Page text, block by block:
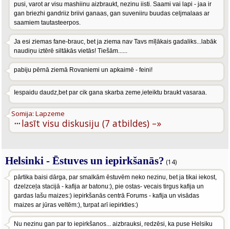
pusi, varot ar visu mashiinu aizbraukt, nezinu iisti. Saami vai lapi - jaa ir
gan briezhi gandriiz briivi ganaas, gan suveniiru buudas celjmalaas ar
saamiem tautasteerpos.
Ja esi ziemas fane-brauc, bet ja ziema nav Tavs mīļākais gadaliks...labāk
naudiņu iztērē siltākās vietās! Tiešām......
pabiju pērnā ziemā Rovaniemi un apkaimē - feini!
Iespaidu daudz,bet par cik gana skarba zeme,ieteiktu braukt vasaraa.
···
Somija: Lapzeme
lasīt visu diskusiju (7 atbildes) –»
Helsinki - Ēstuves un iepirkšanās? (14)
pārtika baisi dārga, par smalkām ēstuvēm neko nezinu, bet ja tikai iekost,
dzelzceļa stacijā - kafija ar batonu:), pie ostas- vecais tirgus kafija un
gardas lašu maizes:) iepirkšanās centrā Forums - kafija un visādas
maizes ar jūras veltēm:), turpat arī iepirkties:)
Nu nezinu gan par to iepirkšanos... aizbrauksi, redzēsi, ka puse Helsiku